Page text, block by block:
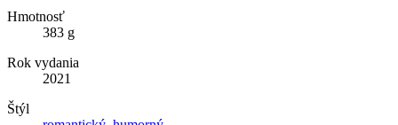
Hmotnosť
383 g
Rok vydania
2021
Štýl